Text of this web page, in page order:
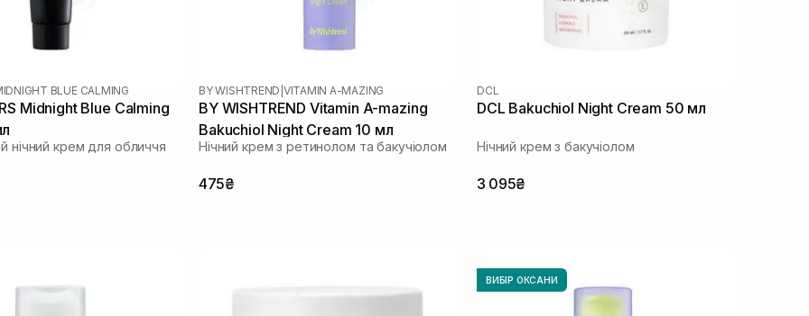
BLUE CALMING
Midnight Blue Calming
нічний крем для обличчя
BY WISHTREND VITAMIN A-MAZING
BY WISHTREND Vitamin A-mazing
Bakuchiol Night Cream 10 мл
Нічний крем з ретинолом та бакучіолом
475₴
DCL
DCL Bakuchiol Night Cream 50 мл
Нічний крем з бакучіолом
3 095₴
ВИБІР ОКСАНИ